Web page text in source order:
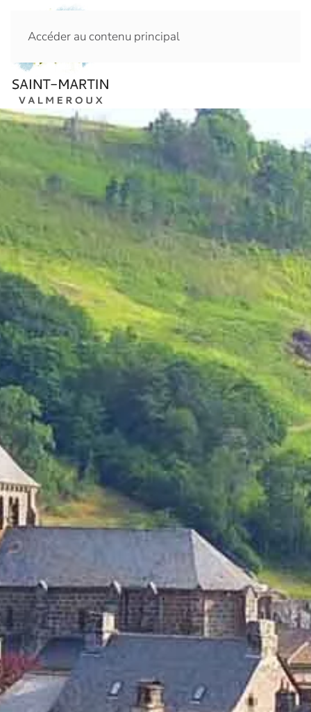
Accéder au contenu principal